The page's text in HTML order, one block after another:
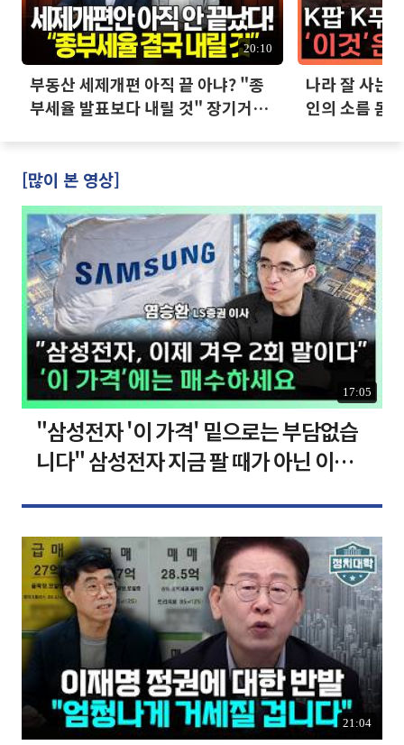
20:10
부동산 세제개편 아직 끝 아냐? "종
부세율 발표보다 내릴 것" 장기거주
나라 잘 사는
인의 소름 돋
[많이 본 영상]
17:05
"삼성전자 '이 가격' 밑으로는 부담없습
니다" 삼성전자 지금 팔 때가 아닌 이유
21:04